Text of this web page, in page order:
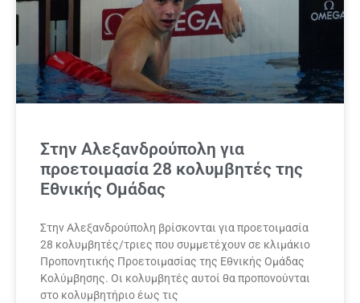
Στην Αλεξανδρούπολη για
προετοιμασία 28 κολυμβητές της
Εθνικής Ομάδας
Στην Αλεξανδρούπολη βρίσκονται για προετοιμασία
28 κολυμβητές/τριες που συμμετέχουν σε κλιμάκιο
Προπονητικής Προετοιμασίας της Εθνικής Ομάδας
Κολύμβησης. Οι κολυμβητές αυτοί θα προπονούνται
στο κολυμβητήριο έως τις